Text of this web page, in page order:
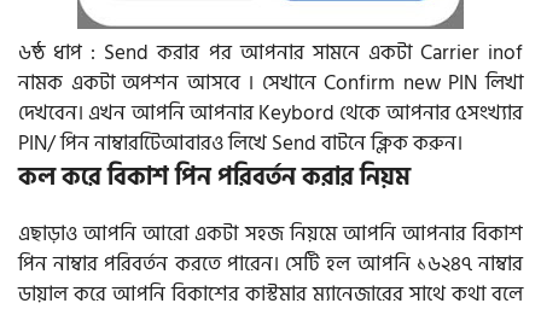
৬ষ্ঠ ধাপ : Send করার পর আপনার সামনে একটা Carrier inof
নামক একটা অপশন আসবে । সেখানে Confirm new PIN লিখা
দেখবেন। এখন আপনি আপনার Keybord থেকে আপনার ৫সংখ্যার
PIN/ পিন নাম্বারটিেআবারও লিখে Send বাটনে ক্লিক করুন।
কল করে বিকাশ পিন পরিবর্তন করার নিয়ম
এছাড়াও আপনি আরো একটা সহজ নিয়মে আপনি আপনার বিকাশ
পিন নাম্বার পরিবর্তন করতে পারেন। সেটি হল আপনি ১৬২৪৭ নাম্বার
ডায়াল করে আপনি বিকাশের কাস্টমার ম্যানেজারের সাথে কথা বলে